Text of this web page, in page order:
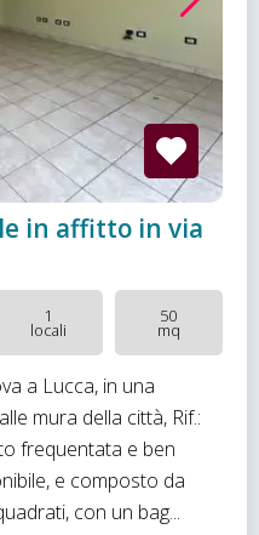
in affitto in via
1
locali
50
mq
a Lucca, in una
mura della città, Rif.:
frequentata e ben
e composto da
con un bag...